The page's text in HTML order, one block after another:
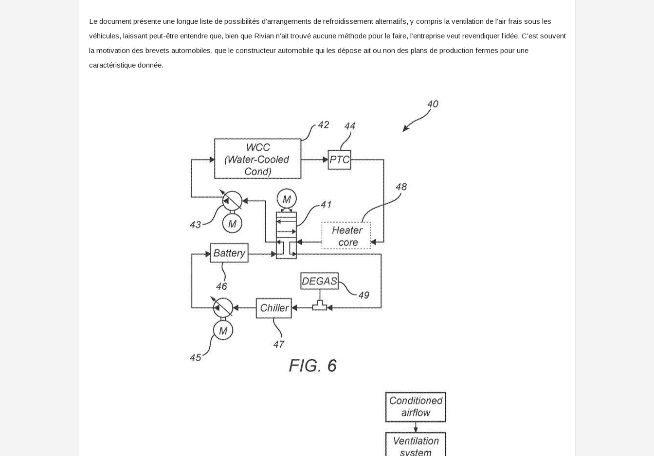
Le document présente une longue liste de possibilités d’arrangements de refroidissement alternatifs, y compris la ventilation de l’air frais sous les
véhicules, laissant peut-être entendre que, bien que Rivian n’ait trouvé aucune méthode pour le faire, l’entreprise veut revendiquer l’idée. C’est souvent
la motivation des brevets automobiles, que le constructeur automobile qui les dépose ait ou non des plans de production fermes pour une
caractéristique donnée.